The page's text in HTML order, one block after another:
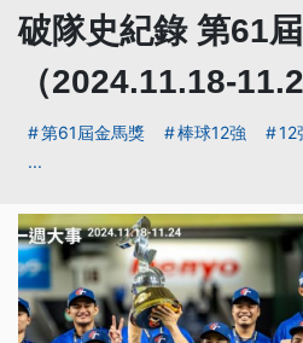
破隊史紀錄 第61
（2024.11.18-
第61屆金馬獎 棒球12強 12
...